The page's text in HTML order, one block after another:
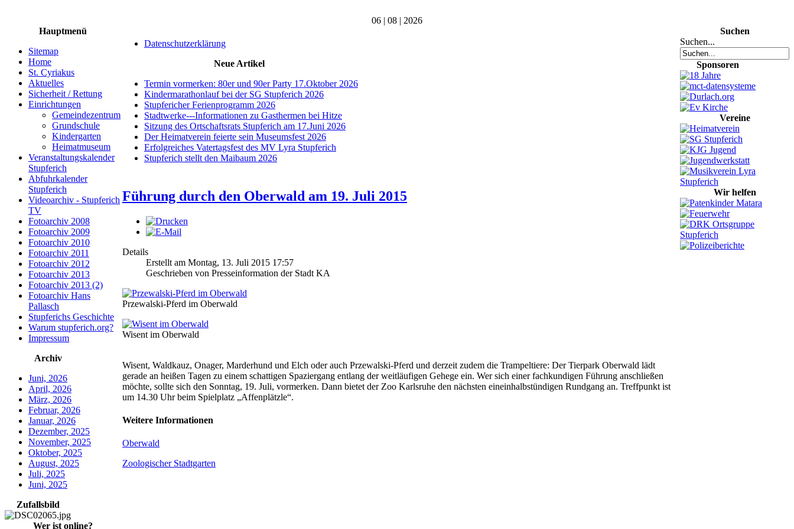
06 | 08 | 2026
Hauptmenü
Sitemap
Home
St. Cyriakus
Aktuelles
Sicherheit / Rettung
Einrichtungen
Gemeindezentrum
Grundschule
Kindergarten
Heimatmuseum
Veranstaltungskalender
Stupferich
Abfuhrkalender
Stupferich
Videoarchiv - Stupferich
TV
Fotoarchiv 2008
Fotoarchiv 2009
Fotoarchiv 2010
Fotoarchiv 2011
Fotoarchiv 2012
Fotoarchiv 2013
Fotoarchiv 2013 (2)
Fotoarchiv Hans
Pallasch
Stupferichs Geschichte
Warum stupferich.org?
Impressum
Archiv
Juni, 2026
April, 2026
März, 2026
Februar, 2026
Januar, 2026
Dezember, 2025
November, 2025
Oktober, 2025
August, 2025
Juli, 2025
Juni, 2025
Zufallsbild
Wer ist online?
Datenschutzerklärung
Neue Artikel
Termin vormerken: 80er und 90er Party 17.Oktober 2026
Kindermarathonlauf bei der SG Stupferich 2026
Stupfericher Ferienprogramm 2026
Stadtwerke---Informationen zu Gasthermen bei Hitze
Sitzung des Ortschaftsrats Stupferich am 17.Juni 2026
Der Heimatverein feierte sein Museumsfest 2026
Erfolgreiches Vatertagsfest des MV Lyra Stupferich
Stupferich stellt den Maibaum 2026
Führung durch den Oberwald am 19. Juli 2015
Details
Erstellt am Montag, 13. Juli 2015 17:57
Geschrieben von Presseinformation der Stadt KA
Przewalski-Pferd im Oberwald
Wisent im Oberwald
Wisent, Waldkauz, Onager, Marderhund und Elch oder auch Przewalski-Pferd und derzeit zudem die Trampeltiere: Der Tierpark Oberwald lädt
gerade an heißen Tagen zu einem schattigen Spaziergang entlang der weitläufigen Gehege ein. Wer sich einer fachkundigen Führung anschließen
möchte, sollte sich den Sonntag, 19. Juli, vormerken. Dann bietet der Zoo Karlsruhe den nächsten eineinhalbstündigen Rundgang an. Treffpunkt ist
um 14.30 Uhr beim Spielplatz „Affenplätzle“.
Weitere Informationen
Oberwald
Zoologischer Stadtgarten
Suchen
Suchen...
Sponsoren
Vereine
Wir helfen